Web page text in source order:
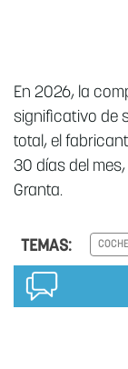
En 2026, la
significativo de
total, el
30 días del
Granta.
TEMAS: COCHE